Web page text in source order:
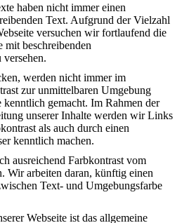
haben nicht immer einen
Text. Aufgrund der Vielzahl
versuchen wir fortlaufend die
beschreibenden
werden nicht immer im
zur unmittelbaren Umgebung
kenntlich gemacht. Im Rahmen der
unserer Inhalte werden wir Links
als auch durch einen
kenntlich machen.
ausreichend Farbkontrast vom
Wir arbeiten daran, künftig einen
Text- und Umgebungsfarbe
Webseite ist das allgemeine